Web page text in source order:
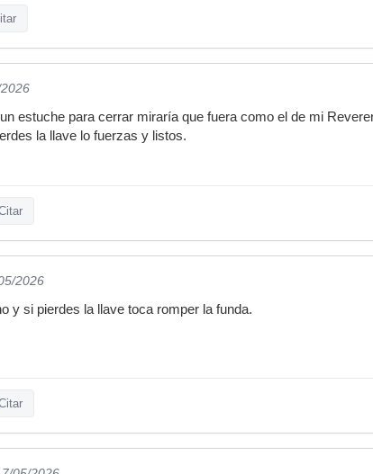
estuche para cerrar miraría que fuera como el de mi
la llave lo fuerzas y listos.
2026
y si pierdes la llave toca romper la funda.